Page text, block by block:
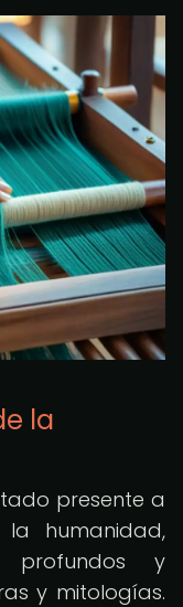
la
presente a
humanidad,
profundos y
y mitologías.